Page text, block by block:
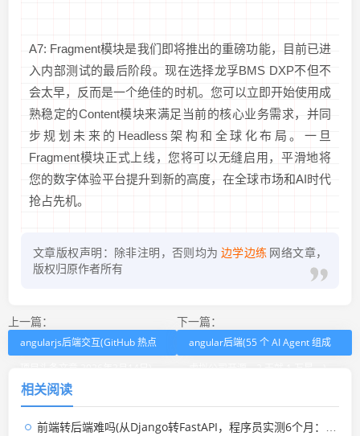
A7: Fragment模块是我们即将推出的重磅功能，目前已进
入内部测试的最后阶段。现在选择龙孚BMS DXP不但不
会太早，反而是一个绝佳的时机。您可以立即开始使用成
熟稳定的Content模块来满足当前的核心业务需求，并同
步规划未来的Headless架构和全球化布局。一旦
Fragment模块正式上线，您将可以无缝启用，平滑地将
您的数字体验平台提升到新的高度，在全球市场和AI时代
抢占先机。
文章版权声明：除非注明，否则均为 边学边练 网络文章，
版权归原作者所有
上一篇：
angularjs后端交互(GitHub 热点
下一篇：
angular后端(55 个 AI Agent 组成
相关阅读
前端转后端难吗(从Django转FastAPI，程序员实测6个月：提速3倍的代价)